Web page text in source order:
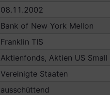
08.11.2002
Bank of New York Mellon
Franklin TIS
Aktienfonds, Aktien US Small
Vereinigte Staaten
ausschüttend